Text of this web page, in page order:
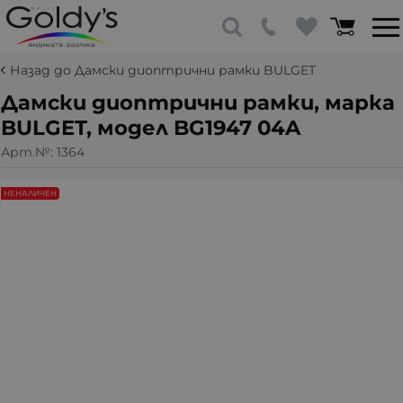
Назад до Дамски диоптрични рамки BULGET
Дамски диоптрични рамки, марка
BULGET, модел BG1947 04A
Арт.№: 1364
НЕНАЛИЧЕН